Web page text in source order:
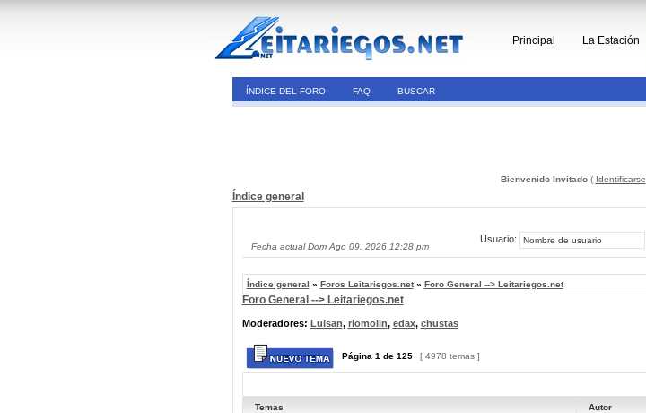
Principal La Estación
ÍNDICE DEL FORO FAQ BUSCAR
Bienvenido Invitado( Identificarse
Índice general
Fecha actual Dom Ago 09, 2026 12:28 pm
Usuario:
Índice general » Foros Leitariegos.net» Foro General --> Leitariegos.net
Foro General --> Leitariegos.net
Moderadores: Luisan, riomolin, edax, chustas
Página 1 de 125 [ 4978 temas ]
Temas Autor